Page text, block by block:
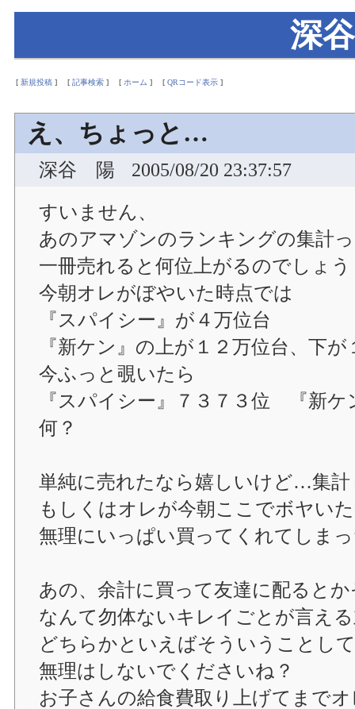
深
[ 新規投稿 ] [ 記事検索 ] [ ホーム ] [ QRコード表示 ]
え、ちょっと…
深谷 陽
2005/08/20 23:37:57
すいません、
あのアマゾンのランキングの集計
一冊売れると何位上がるのでしょう
今朝オレがぼやいた時点では
『スパイシー』が４万位台
『新ケン』の上が１２万位台、下
今ふっと覗いたら
『スパイシー』７３７３位 『新
何？
単純に売れたなら嬉しいけど…集計
もしくはオレが今朝ここでボヤい
無理にいっぱい買ってくれてしま
あの、余計に買って友達に配ると
なんて勿体ないキレイごとが言え
どちらかといえばそういうことし
無理はしないでくださいね？
お子さんの給食費取り上げてまで